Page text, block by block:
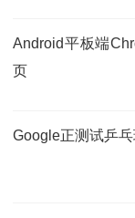
Android平板端
页
Google正测试乒